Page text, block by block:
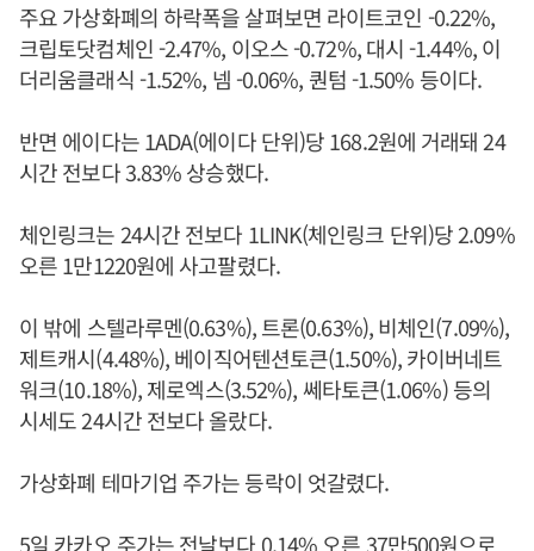
주요 가상화폐의 하락폭을 살펴보면 라이트코인 -0.22%,
크립토닷컴체인 -2.47%, 이오스 -0.72%, 대시 -1.44%, 이
더리움클래식 -1.52%, 넴 -0.06%, 퀀텀 -1.50% 등이다.
반면 에이다는 1ADA(에이다 단위)당 168.2원에 거래돼 24
시간 전보다 3.83% 상승했다.
체인링크는 24시간 전보다 1LINK(체인링크 단위)당 2.09%
오른 1만1220원에 사고팔렸다.
이 밖에 스텔라루멘(0.63%), 트론(0.63%), 비체인(7.09%),
제트캐시(4.48%), 베이직어텐션토큰(1.50%), 카이버네트
워크(10.18%), 제로엑스(3.52%), 쎄타토큰(1.06%) 등의
시세도 24시간 전보다 올랐다.
가상화폐 테마기업 주가는 등락이 엇갈렸다.
5일 카카오 주가는 전날보다 0.14% 오른 37만500원으로